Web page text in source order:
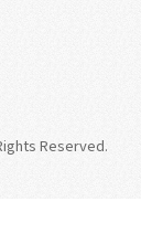
Reserved.